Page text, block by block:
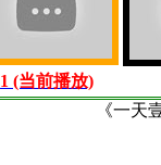
1 (当前播放)
《一天